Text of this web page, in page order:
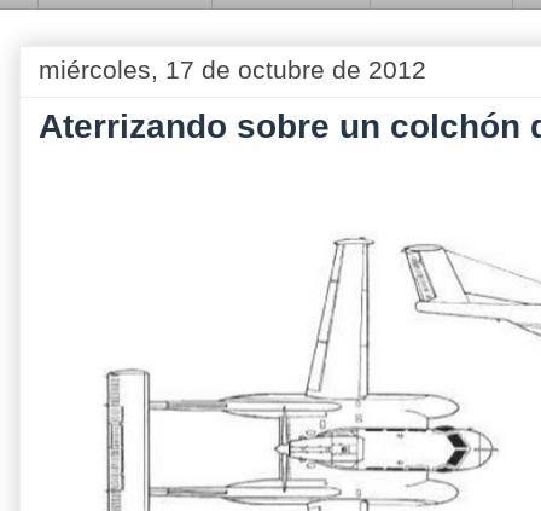
miércoles, 17 de octubre de 2012
Aterrizando sobre un colchón